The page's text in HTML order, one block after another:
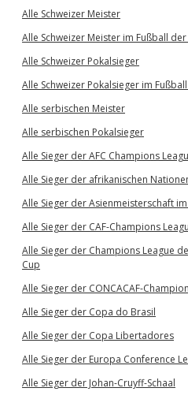
Alle Schweizer Meister
Alle Schweizer Meister im Fußball der
Alle Schweizer Pokalsieger
Alle Schweizer Pokalsieger im
Alle serbischen Meister
Alle serbischen Pokalsieger
Alle Sieger der AFC Champions
Alle Sieger der afrikanischen
Alle Sieger der Asienmeisterschaft
Alle Sieger der CAF-Champions
Alle Sieger der Champions League
Cup
Alle Sieger der CONCACAF-
Alle Sieger der Copa do Brasil
Alle Sieger der Copa Libertadores
Alle Sieger der Europa Conference
Alle Sieger der Johan-Cruyff-Schaal